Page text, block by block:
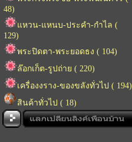
48)
แหวน-แหนบ-ประคำ-กำไล (
129)
พระปิดตา-พระยอดธง ( 104)
ล๊อกเก็ต-รูปถ่าย ( 220)
เครื่องงราง-ของขลังทั่วไป ( 194)
สินค้าทั่วไป ( 18)